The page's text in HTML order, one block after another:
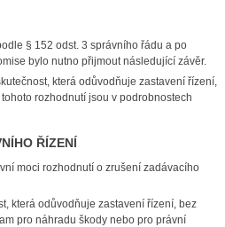
§ 152 odst. 3 správního řádu a po
bylo nutno přijmout následující závěr.
která odůvodňuje zastavení řízení,
rozhodnutí jsou v podrobnostech
ŘÍZENÍ
moci rozhodnutí o zrušení zadávacího
která odůvodňuje zastavení řízení, bez
pro náhradu škody nebo pro právní